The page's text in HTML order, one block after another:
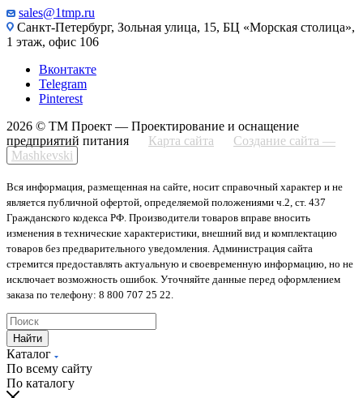
sales@1tmp.ru
Санкт-Петербург, Зольная улица, 15, БЦ «Морская столица»,
1 этаж, офис 106
Вконтакте
Telegram
Pinterest
2026 © ТМ Проект — Проектирование и оснащение
предприятий питания
Карта сайта
Создание сайта —
Mashkevski
Вся информация, размещенная на сайте, носит справочный характер и не
является публичной офертой, определяемой положениями ч.2, ст. 437
Гражданского кодекса РФ. Производители товаров вправе вносить
изменения в технические характеристики, внешний вид и комплектацию
товаров без предварительного уведомления. Администрация сайта
стремится предоставлять актуальную и своевременную информацию, но не
исключает возможность ошибок. Уточняйте данные перед оформлением
заказа по телефону: 8 800 707 25 22.
Найти
Каталог
По всему сайту
По каталогу